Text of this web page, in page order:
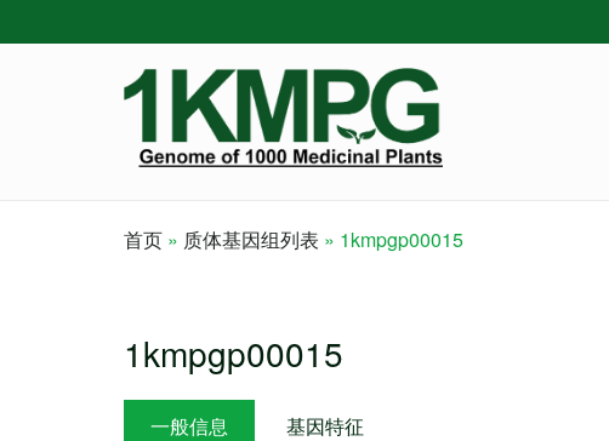
首页 质体基因组列表 1kmpgp00015
1kmpgp00015
一般信息
基因特征